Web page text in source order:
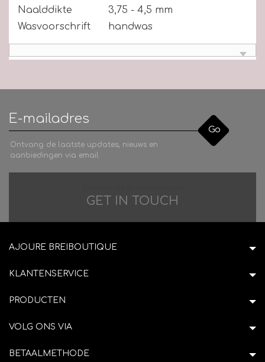
Naalddikte
3,75 - 4,5 mm
Wasvoorschrift
handwas
Go
Ontvang de laatste updates, nieuws en
aanbiedingen via email
GET IN TOUCH
AJOURE BREIBOUTIQUE
KLANTENSERVICE
PRODUCTEN
VOLG ONS VIA
BETAALMETHODE